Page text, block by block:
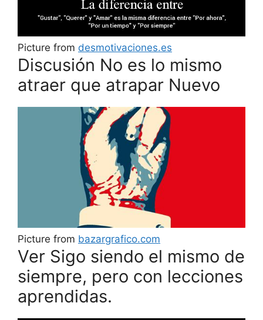
Picture from desmotivaciones.es
Discusión No es lo mismo
atraer que atrapar Nuevo
Picture from bazargrafico.com
Ver Sigo siendo el mismo de
siempre, pero con lecciones
aprendidas.